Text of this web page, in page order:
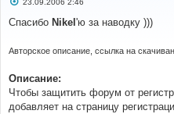
о
б
н
е
23.09.2006 2:46
Спасибо Nikel 'ю за наводку )))
Авторское описание, ссылка на
Описание:
Чтобы защитить форум от
добавляет на страницу